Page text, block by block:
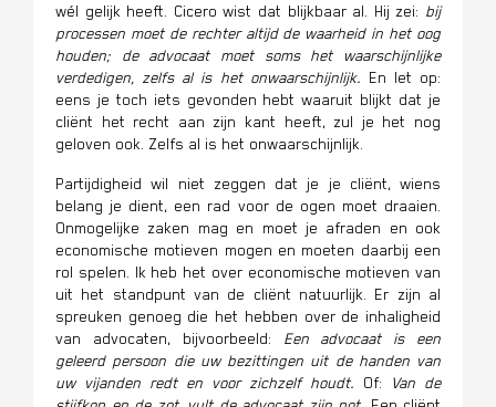
wél gelijk heeft. Cicero wist dat blijkbaar al. Hij zei: bij
processen moet de rechter altijd de waarheid in het oog
houden; de advocaat moet soms het waarschijnlijke
verdedigen, zelfs al is het onwaarschijnlijk.
En let op:
eens je toch iets gevonden hebt waaruit blijkt dat je
cliënt het recht aan zijn kant heeft, zul je het nog
geloven ook. Zelfs al is het onwaarschijnlijk.
Partijdigheid wil niet zeggen dat je je cliënt, wiens
belang je dient, een rad voor de ogen moet draaien.
Onmogelijke zaken mag en moet je afraden en ook
economische motieven mogen en moeten daarbij een
rol spelen. Ik heb het over economische motieven van
uit het standpunt van de cliënt natuurlijk. Er zijn al
spreuken genoeg die het hebben over de inhaligheid
van advocaten, bijvoorbeeld: Een advocaat is een
geleerd persoon die uw bezittingen uit de handen van
uw vijanden redt en voor zichzelf houdt. Of:
Van de